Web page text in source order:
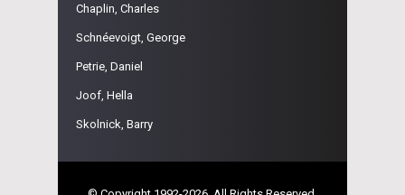
Chaplin, Charles
Schnéevoigt, George
Petrie, Daniel
Joof, Hella
Skolnick, Barry